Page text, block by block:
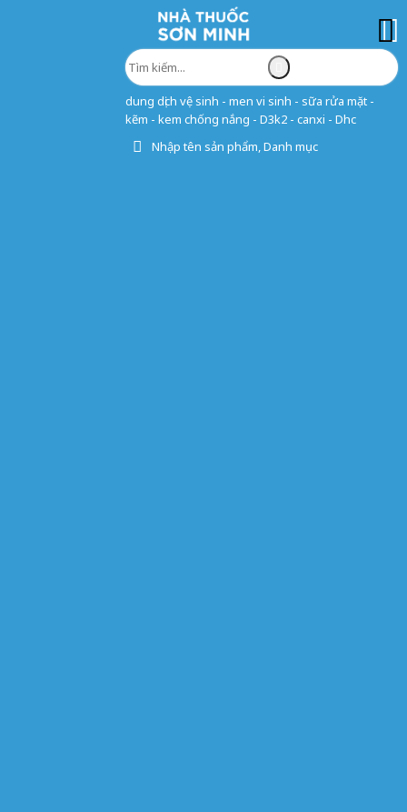
dung dịch vệ sinh - men vi sinh - sữa rửa mặt -
kẽm - kem chống nắng - D3k2 - canxi - Dhc
Nhập tên sản phẩm, Danh mục